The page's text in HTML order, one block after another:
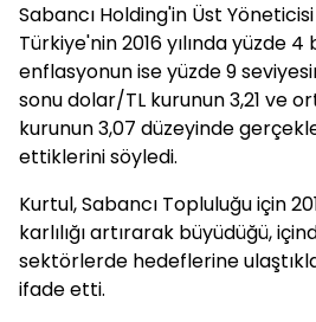
Sabancı Holding'in Üst
Türkiye'nin 2016 yılında yüzde
enflasyonun ise yüzde 9
sonu dolar/TL kurunun 3,21 ve
kurunun 3,07 düzeyinde
ettiklerini söyledi.
Kurtul, Sabancı Topluluğu için
karlılığı artırarak büyüdüğü,
sektörlerde hedeflerine
ifade etti.